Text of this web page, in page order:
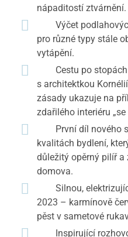
nápaditostí ztvárnění.
Výčet
pro různé typy stále
vytápění.
Cestu po stopách
s architektkou
zásady ukazuje na
zdařilého interiéru
První díl nového
kvalitách bydlení,
důležitý opěrný pilíř a
domova.
Silnou, elektrizující
2023 – karmínově
pěst v sametové
Inspirující